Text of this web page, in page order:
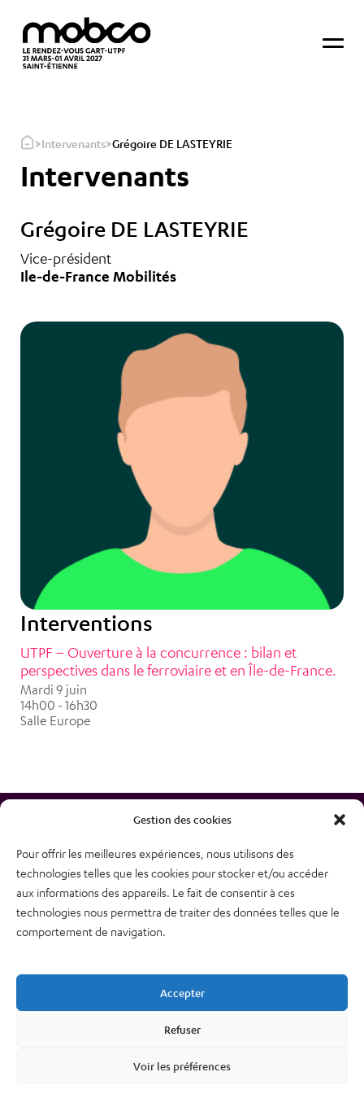
Gestion des cookies
Pour offrir les meilleures expériences, nous utilisons des
technologies telles que les cookies pour stocker et/ou accéder
aux informations des appareils. Le fait de consentir à ces
technologies nous permettra de traiter des données telles que le
comportement de navigation.
Accepter
Refuser
Voir les préférences
>Intervenants>Grégoire DE LASTEYRIE
Intervenants
Grégoire DE LASTEYRIE
Vice-président
Ile-de-France Mobilités
Interventions
UTPF – Ouverture à la concurrence : bilan et
perspectives dans le ferroviaire et en Île-de-France.
Mardi 9 juin
14h00 - 16h30
Salle Europe
38, rue des Bourdonnais
Tél : 01 48 74 04 82
Nous contacter
Mentions légales – CGU
Politique de confidentialité